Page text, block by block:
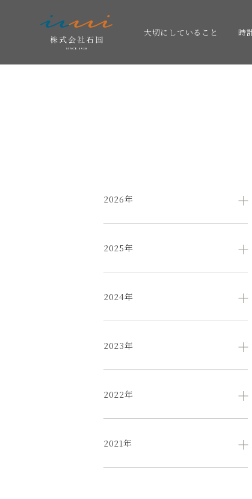
大切にしていること 時
2026年
2025年
2024年
2023年
2022年
2021年